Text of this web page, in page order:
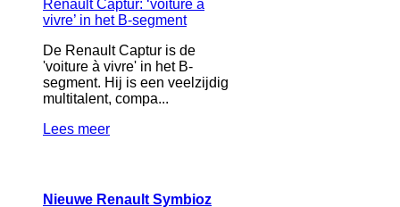
De Renault Captur is de
'voiture à vivre' in het B-
segment. Hij is een veelzijdig
multitalent, compa...
Lees meer
Nieuwe Renault Symbioz